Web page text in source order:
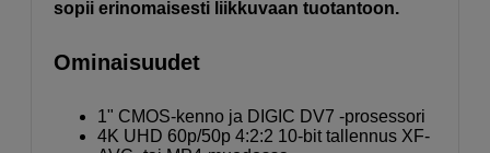
sopii erinomaisesti liikkuvaan tuotantoon.
Ominaisuudet
1" CMOS-kenno ja DIGIC DV7 -prosessori
4K UHD 60p/50p 4:2:2 10-bit tallennus XF-